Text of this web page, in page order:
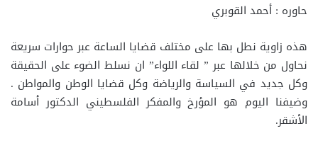
حاوره : أحمد القوبري
هذه زاوية نطل بها على مختلف قضايا الساعة عبر حوارات سريعة
نحاول من خلالها عبر ” لقاء اللواء” ان نسلط الضوء على الحقيقة
وكل جديد في السياسة والرياضة وكل قضايا الوطن والمواطن .
وضيفنا اليوم هو المؤرخ والمفكر الفلسطيني الدكتور أسامة
الأشقر.